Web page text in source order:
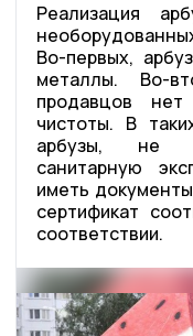
Реализация
Во-первых,
металлы. Во-
продавцов
чистоты. В
арбузы, не
санитарную
иметь
сертификат
соответствии.